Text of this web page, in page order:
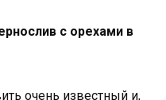
с орехами в
очень известный и,